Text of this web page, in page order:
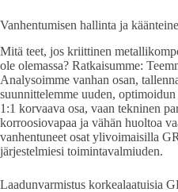
Vanhentumisen hallinta ja
Mitä teet, jos kriittinen
ole olemassa? Ratkaisumme:
Analysoimme vanhan osan,
suunnittelemme uuden,
1:1 korvaava osa, vaan tekninen
korroosiovapaa ja vähän huoltoa
vanhentuneet osat ylivoimaisilla
järjestelmiesi toimintavalmiuden.
Laadunvarmistus korkealaatuisia